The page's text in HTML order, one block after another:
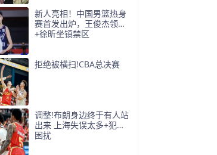
新人亮相！中国男篮热身
赛首发出炉，王俊杰领衔
+徐昕坐镇禁区
拒绝被横扫!CBA总决赛
调整!布朗身边终于有人站
出来 上海失误太多+犯规
困扰